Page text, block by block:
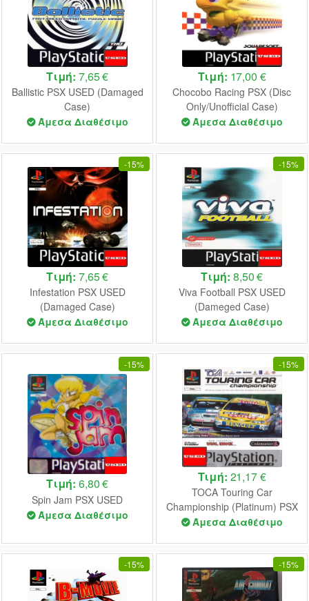
Τιμή: 7,65 €
Ballistic PSX USED (Damaged
Case)
Άμεσα Διαθέσιμο
Τιμή: 17,00 €
Chocobo Racing PSX (Disc
Only/Unofficial Case)
Άμεσα Διαθέσιμο
-15%
Τιμή: 7,65 €
Infestation PSX USED
(Damaged Case)
Άμεσα Διαθέσιμο
-15%
Τιμή: 8,50 €
Viva Football PSX USED
(Dameged Case)
Άμεσα Διαθέσιμο
-15%
Τιμή: 6,80 €
Spin Jam PSX USED
Άμεσα Διαθέσιμο
-15%
Τιμή: 21,17 €
TOCA Touring Car
Championship (Platinum) PSX
USED
Άμεσα Διαθέσιμο
-15% -15%